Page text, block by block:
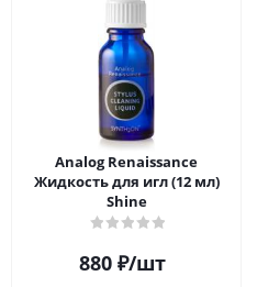
Analog Renaissance
Жидкость для игл (12 мл)
Shine
880 ₽/шт